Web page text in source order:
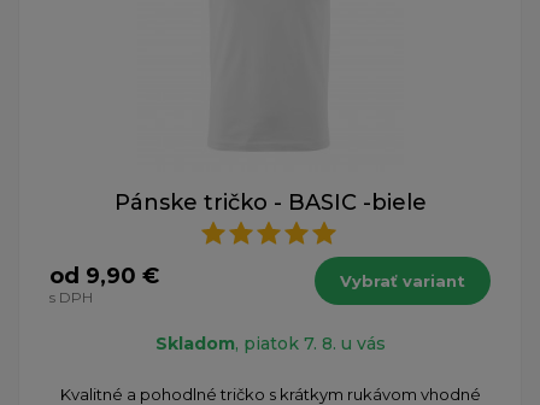
Pánske tričko - BASIC -biele
od 9,90 €
s DPH
Vybrať variant
Skladom, piatok 7. 8. u vás
Kvalitné a pohodlné tričko s krátkym rukávom vhodné